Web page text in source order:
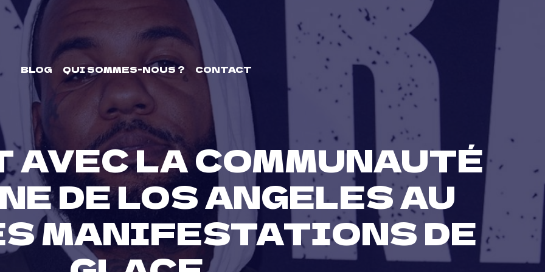
BLOG QUI SOMMES-NOUS ? CONTACT
AVEC LA COMMUNAUTÉ
DE LOS ANGELES AU
MANIFESTATIONS DE